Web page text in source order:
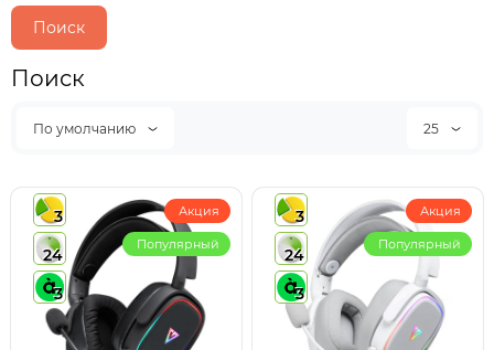
Поиск
По умолчанию 25
3
24
3
Акция
Популярный
3
24
3
Акция
Популярный